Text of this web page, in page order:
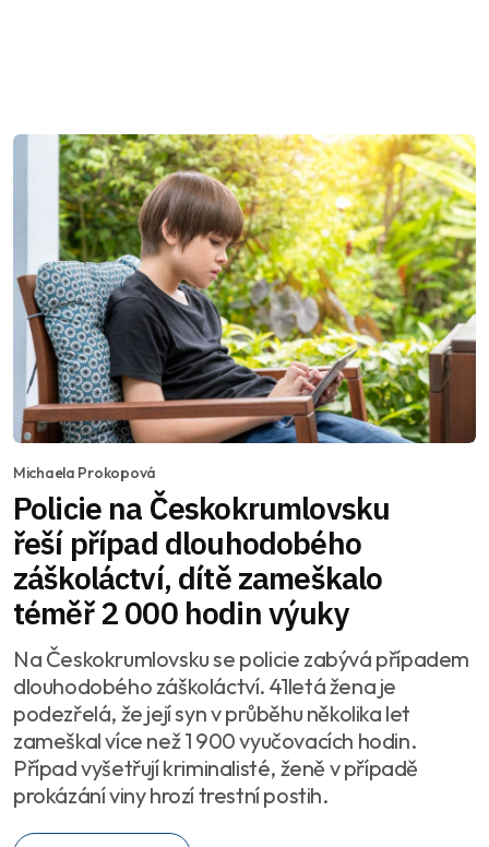
Michaela Prokopová
Policie na Českokrumlovsku
řeší případ dlouhodobého
záškoláctví, dítě zameškalo
téměř 2 000 hodin výuky
Na Českokrumlovsku se policie zabývá případem
dlouhodobého záškoláctví. 41letá žena je
podezřelá, že její syn v průběhu několika let
zameškal více než 1 900 vyučovacích hodin.
Případ vyšetřují kriminalisté, ženě v případě
prokázání viny hrozí trestní postih.